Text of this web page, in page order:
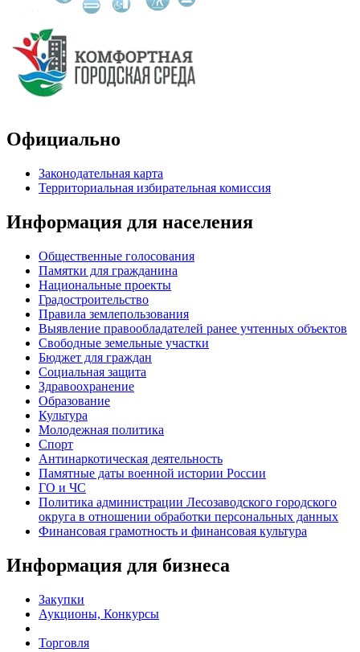
Официально
Законодательная карта
Территориальная избирательная комиссия
Информация для населения
Общественные голосования
Памятки для гражданина
Национальные проекты
Градостроительство
Правила землепользования
Выявление правообладателей ранее учтенных объектов
Свободные земельные участки
Бюджет для граждан
Социальная защита
Здравоохранение
Образование
Культура
Молодежная политика
Спорт
Антинаркотическая деятельность
Памятные даты военной истории России
ГО и ЧС
Политика администрации Лесозаводского городского
округа в отношении обработки персональных данных
Финансовая грамотность и финансовая культура
Информация для бизнеса
Закупки
Аукционы, Конкурсы
Торговля